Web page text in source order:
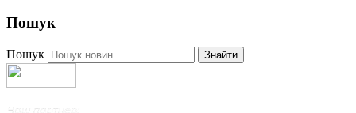
Пошук
Пошук Знайти